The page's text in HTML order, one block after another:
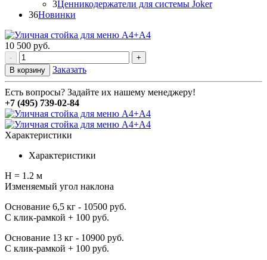
3Ценникодержатели для системы Joker
36Новинки
10 500 руб.
-
+
В корзину
Заказать
Есть вопросы? Задайте их нашему менеджеру!
+7 (495) 739-02-84
Характеристики
Характеристики
H = 1.2 м
Изменяемый угол наклона
Основание 6,5 кг - 10500 руб.
С клик-рамкой + 100 руб.
Основание 13 кг - 10900 руб.
С клик-рамкой + 100 руб.